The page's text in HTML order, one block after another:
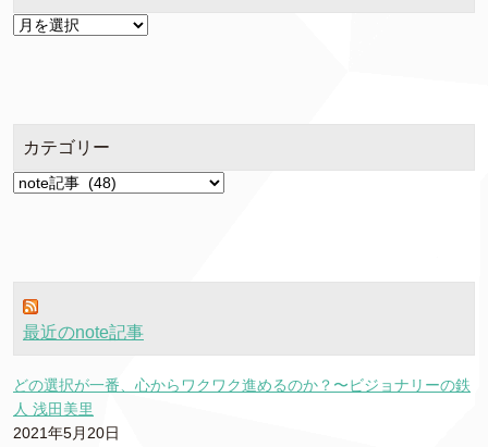
ア
カテゴリー
カ
最近のnote記事
どの選択が一番、心からワクワク進めるのか？〜ビジョナリーの鉄
人 浅田美里
2021年5月20日